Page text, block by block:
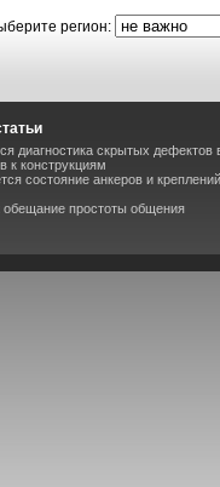
регион:
диагностика скрытых
к конструкциям
состояние анкеров и
обещание простоты общения